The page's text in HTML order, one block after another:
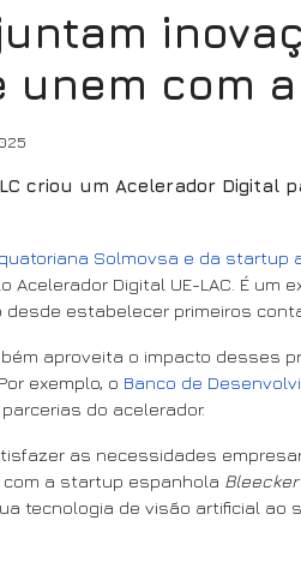
unem com
criou um Acelerador Digital
Solmovsa e da startup
Acelerador Digital UE-LAC. É
estabelecer primeiros
aproveita o impacto desses
exemplo, o Banco de
do acelerador.
as necessidades
com a startup espanhola
tecnologia de visão artificial ao